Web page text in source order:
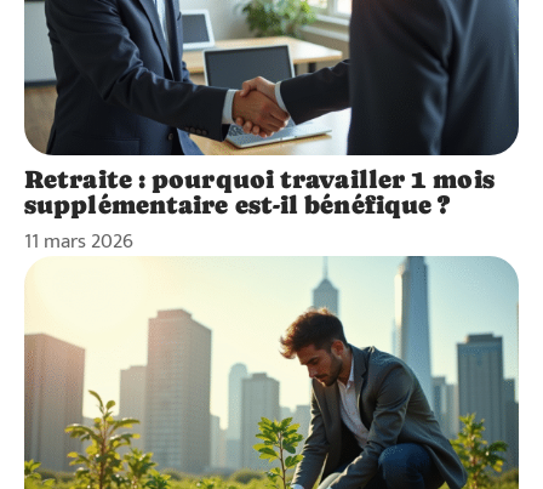
Retraite : pourquoi travailler 1 mois
supplémentaire est-il bénéfique ?
11 mars 2026